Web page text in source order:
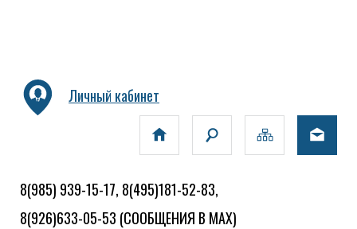
Личный кабинет
8(985) 939-15-17, 8(495)181-52-83,
8(926)633-05-53 (СООБЩЕНИЯ В MAX)